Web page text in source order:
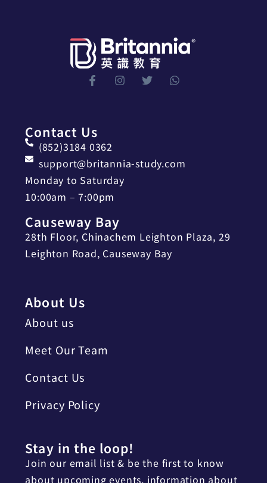
Contact Us
(852)3184 0362
support@britannia-study.com
Monday to Saturday
10:00am – 7:00pm
Causeway Bay
28th Floor, Chinachem Leighton Plaza, 29
Leighton Road, Causeway Bay
About Us
About us
Meet Our Team
Contact Us
Privacy Policy
Stay in the loop!
Join our email list & be the first to know
about upcoming events, information about